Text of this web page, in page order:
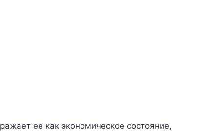
ее как экономическое состояние,